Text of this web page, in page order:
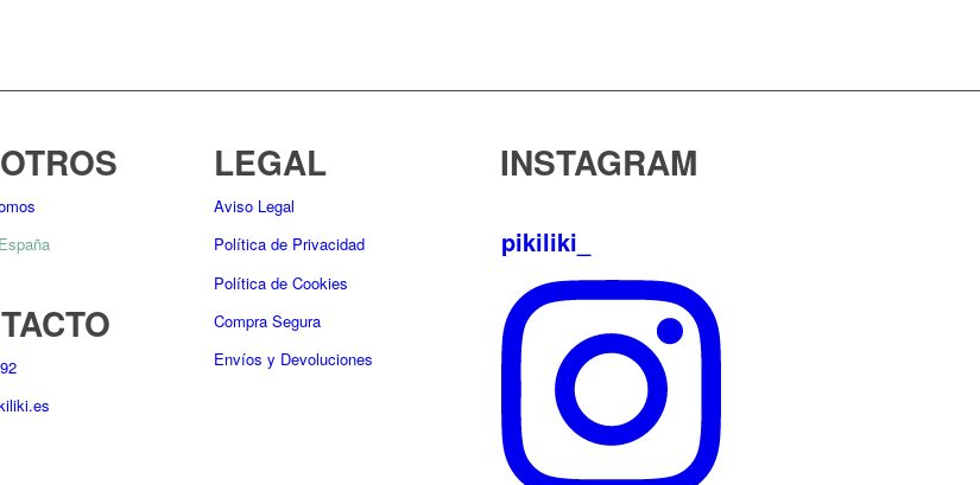
LEGAL
Aviso Legal
Política de Privacidad
Política de Cookies
Compra Segura
Envíos y Devoluciones
INSTAGRAM
pikiliki_